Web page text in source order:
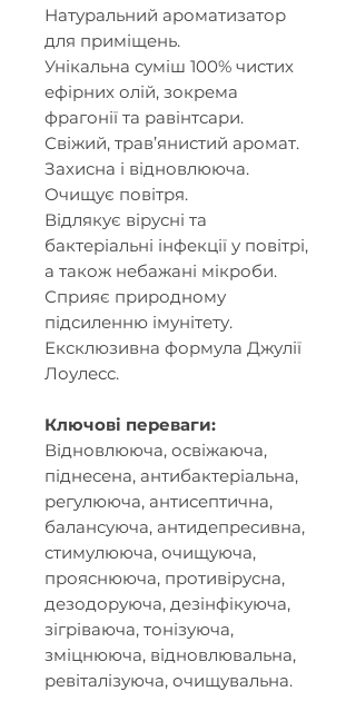
Натуральний ароматизатор
для приміщень.
Унікальна суміш 100% чистих
ефірних олій, зокрема
фрагонії та равінтсари.
Свіжий, трав’янистий аромат.
Захисна і відновлююча.
Очищує повітря.
Відлякує вірусні та
бактеріальні інфекції у повітрі,
а також небажані мікроби.
Сприяє природному
підсиленню імунітету.
Ексклюзивна формула Джулії
Лоулесс.
Ключові переваги:
Відновлююча, освіжаюча,
піднесена, антибактеріальна,
регулююча, антисептична,
балансуюча, антидепресивна,
стимулююча, очищуюча,
прояснююча, противірусна,
дезодоруюча, дезінфікуюча,
зігріваюча, тонізуюча,
зміцнююча, відновлювальна,
ревіталізуюча, очищувальна.